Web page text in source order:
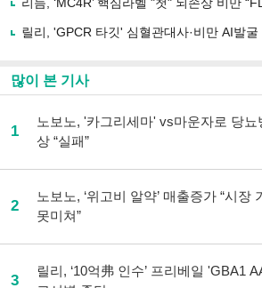
기
릴리, 'GPCR 타깃' 심혈관대사·비만 AI발굴
많이 본 기사
1
노보노, '카그리세마' vs마운자로 당뇨
상 “실패”
2
노보노, ‘위고비 알약’ 매출증가 “시장
못미쳐”
3
릴리, ‘10억弗 인수’ 프리베일 'GBA1